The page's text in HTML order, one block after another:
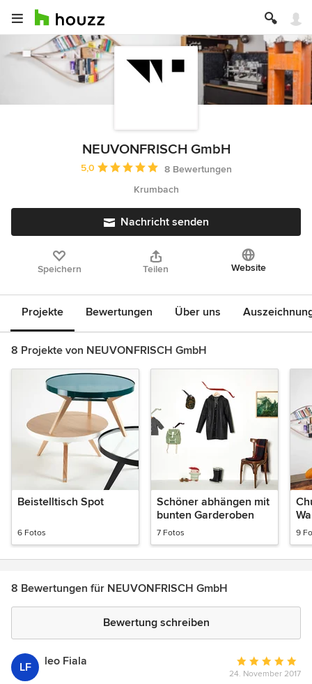
NEUVONFRISCH GmbH
Durchschnittliche Bewertung: 5 von 5 Sternen
5,0
8 Bewertungen
Krumbach
Nachricht senden
Speichern Teilen Website
Projekte Bewertungen Über uns
8 Projekte von NEUVONFRISCH GmbH
Beistelltisch Spot
6 Fotos
Schöner abhängen mit
bunten Garderoben
7 Fotos 9
8 Bewertungen für NEUVONFRISCH GmbH
Bewertung schreiben
LF leo Fiala
Bewertung:
24. November 2017